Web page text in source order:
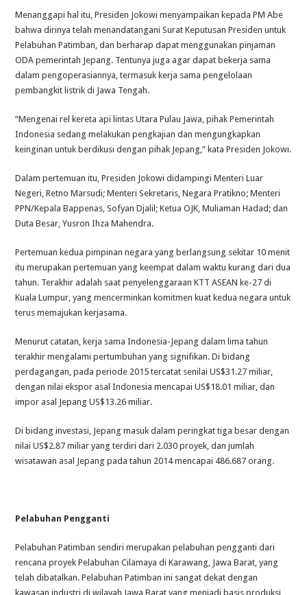
Menanggapi hal itu, Presiden Jokowi menyampaikan kepada PM Abe
bahwa dirinya telah menandatangani Surat Keputusan Presiden untuk
Pelabuhan Patimban, dan berharap dapat menggunakan pinjaman
ODA pemerintah Jepang. Tentunya juga agar dapat bekerja sama
dalam pengoperasiannya, termasuk kerja sama pengelolaan
pembangkit listrik di Jawa Tengah.
“Mengenai rel kereta api lintas Utara Pulau Jawa, pihak Pemerintah
Indonesia sedang melakukan pengkajian dan mengungkapkan
keinginan untuk berdikusi dengan pihak Jepang,” kata Presiden Jokowi.
Dalam pertemuan itu, Presiden Jokowi didampingi Menteri Luar
Negeri, Retno Marsudi; Menteri Sekretaris, Negara Pratikno; Menteri
PPN/Kepala Bappenas, Sofyan Djalil; Ketua OJK, Muliaman Hadad; dan
Duta Besar, Yusron Ihza Mahendra.
Pertemuan kedua pimpinan negara yang berlangsung sekitar 10 menit
itu merupakan pertemuan yang keempat dalam waktu kurang dari dua
tahun. Terakhir adalah saat penyelenggaraan KTT ASEAN ke-27 di
Kuala Lumpur, yang mencerminkan komitmen kuat kedua negara untuk
terus memajukan kerjasama.
Menurut catatan, kerja sama Indonesia-Jepang dalam lima tahun
terakhir mengalami pertumbuhan yang signifikan. Di bidang
perdagangan, pada periode 2015 tercatat senilai US$31.27 miliar,
dengan nilai ekspor asal Indonesia mencapai US$18.01 miliar, dan
impor asal Jepang US$13.26 miliar.
Di bidang investasi, Jepang masuk dalam peringkat tiga besar dengan
nilai US$2.87 miliar yang terdiri dari 2.030 proyek, dan jumlah
wisatawan asal Jepang pada tahun 2014 mencapai 486.687 orang.
Pelabuhan Pengganti
Pelabuhan Patimban sendiri merupakan pelabuhan pengganti dari
rencana proyek Pelabuhan Cilamaya di Karawang, Jawa Barat, yang
telah dibatalkan. Pelabuhan Patimban ini sangat dekat dengan
kawasan industri di wilayah Jawa Barat yang menjadi basis produksi